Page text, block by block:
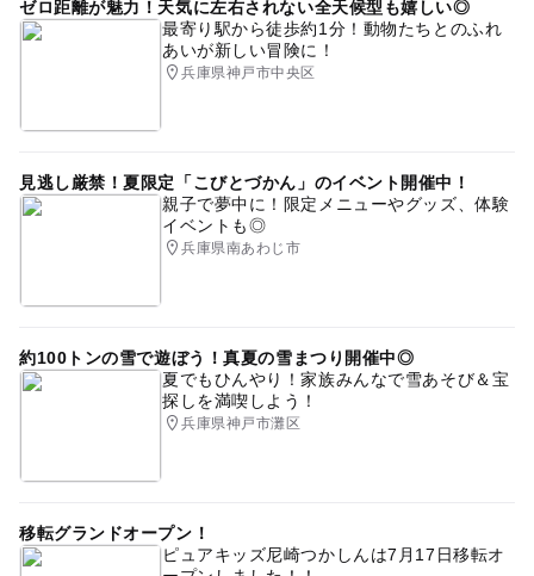
ゼロ距離が魅力！天気に左右されない全天候型も嬉しい◎
最寄り駅から徒歩約1分！動物たちとのふれ
あいが新しい冒険に！
兵庫県神戸市中央区
見逃し厳禁！夏限定「こびとづかん」のイベント開催中！
親子で夢中に！限定メニューやグッズ、体験
イベントも◎
兵庫県南あわじ市
約100トンの雪で遊ぼう！真夏の雪まつり開催中◎
夏でもひんやり！家族みんなで雪あそび＆宝
探しを満喫しよう！
兵庫県神戸市灘区
移転グランドオープン！
ピュアキッズ尼崎つかしんは7月17日移転オ